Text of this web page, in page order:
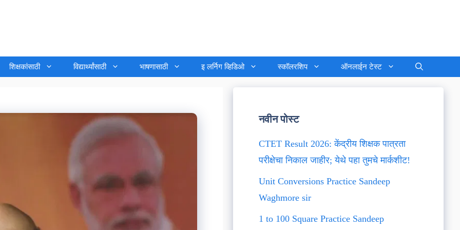
शिक्षकांसाठी विद्यार्थ्यांसाठी भाषणासाठी इ लर्निग व्हिडिओ स्कॉलरशिप ऑनलाईन टेस्ट
नवीन पोस्ट
CTET Result 2026: केंद्रीय शिक्षक पात्रता
परीक्षेचा निकाल जाहीर; येथे पहा तुमचे मार्कशीट!
Unit Conversions Practice Sandeep
Waghmore sir
1 to 100 Square Practice Sandeep